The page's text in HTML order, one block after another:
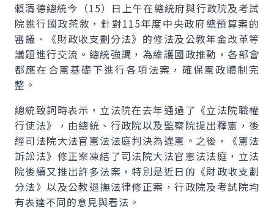
賴清德總統今（15）日上午在總統府與行政院及考試
院進行國政茶敘，針對115年度中央政府總預算案的
審議、《財政收支劃分法》的修法及公教年金改革等
議題進行交流。總統強調，為維護國政推動，各部會
都應在合憲基礎下進行各項法案，確保憲政體制完
整。
總統致詞時表示，立法院在去年通過了《立法院職權
行使法》，由總統、行政院以及監察院提出釋憲，後
經司法院大法官憲法法庭判決為違憲。之後，《憲法
訴訟法》修正案凍結了司法院大法官憲法法庭，立法
院後續又推出許多法案，特別是近日的《財政收支劃
分法》以及公教退撫法律修正案，行政院及考試院均
有表達不同的意見與看法。